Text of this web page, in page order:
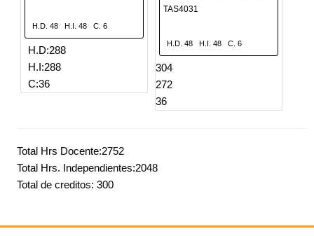
H.D. 48 H.I. 48 C. 6
H.D:288
H.I:288
C:36
TAS4031
H.D. 48 H.I. 48 C. 6
304
272
36
Total Hrs Docente:2752
Total Hrs. Independientes:2048
Total de creditos: 300